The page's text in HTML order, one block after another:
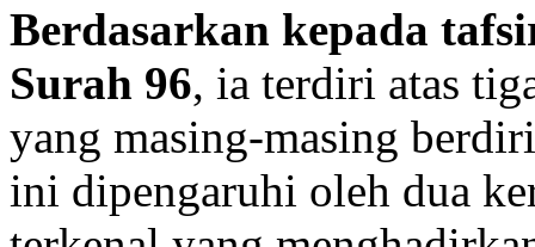
Berdasarkan kepada
Surah 96, ia terdiri atas
yang masing-masing
ini dipengaruhi oleh dua